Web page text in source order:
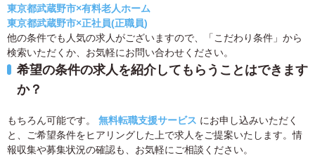
東京都武蔵野市×有料老人ホーム
東京都武蔵野市×正社員(正職員)
他の条件でも人気の求人がございますので、「こだわり条件」から
検索いただくか、お気軽にお問い合わせください。
希望の条件の求人を紹介してもらうことはできます
か？
もちろん可能です。 無料転職支援サービス にお申し込みいただく
と、ご希望条件をヒアリングした上で求人をご提案いたします。情
報収集や募集状況の確認も、お気軽にご相談ください。